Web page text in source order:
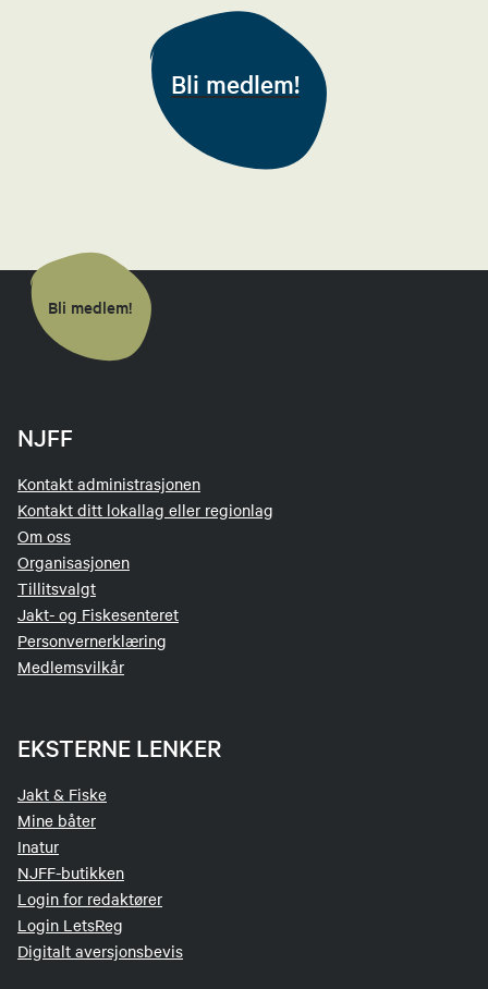
Kai Egil Berntsen
Send epost
Gunvald Kvifte Risdal
99349316
Send epost
Arne Hægestøyl
Styremedlem
90040893
Send epost
Bli medlem!
Bli medlem!
NJFF
Kontakt administrasjonen
Kontakt ditt lokallag eller regionlag
Om oss
Organisasjonen
Tillitsvalgt
Jakt- og Fiskesenteret
Personvernerklæring
Medlemsvilkår
EKSTERNE LENKER
Jakt & Fiske
Mine båter
Inatur
NJFF-butikken
Login for redaktører
Login LetsReg
Digitalt aversjonsbevis